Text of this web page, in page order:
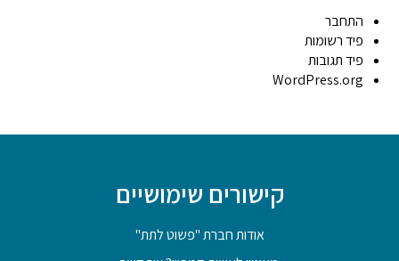
התחבר
פיד רשומות
פיד תגובות
WordPress.org
קישורים שימושיים
אודות חברת "פשוט לתת"